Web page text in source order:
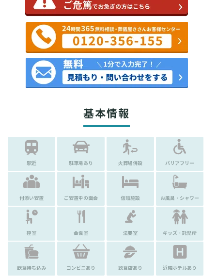
基本情報
駅近 駐車場あり 火葬場併設 バリアフリー
付添い安置 ご安置中の面会 仮眠施設 お風呂・シャワー
控室 会食室 法要室 キッズ・託児所
飲食持ち込み コンビニあり 飲食店あり 近隣ホテルあり